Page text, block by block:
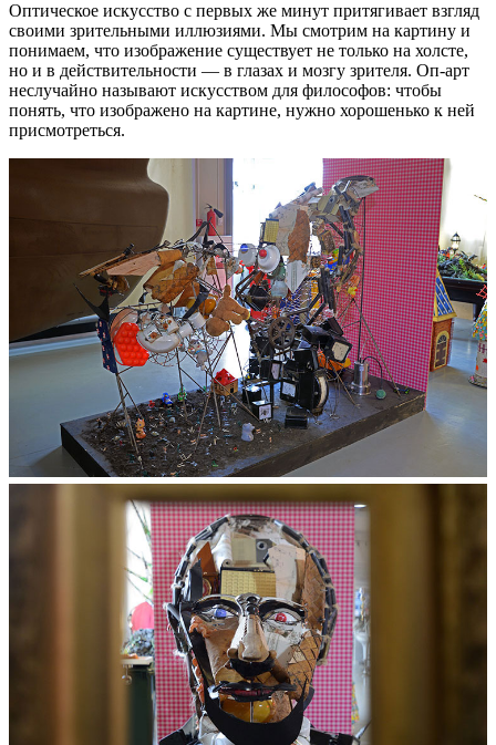
Оптическое искусство с первых же минут притягивает взгляд
своими зрительными иллюзиями. Мы смотрим на картину и
понимаем, что изображение существует не только на холсте,
но и в действительности — в глазах и мозгу зрителя. Оп-арт
неслучайно называют искусством для философов: чтобы
понять, что изображено на картине, нужно хорошенько к ней
присмотреться.